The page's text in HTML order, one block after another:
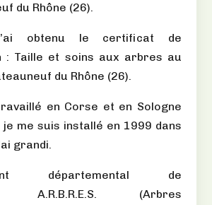
du Rhône (26).
obtenu le certificat de
: Taille et soins aux arbres au
du Rhône (26).
en Corse et en Sologne
je me suis installé en 1999 dans
grandi.
départemental de
A.R.B.R.E.S. (Arbres